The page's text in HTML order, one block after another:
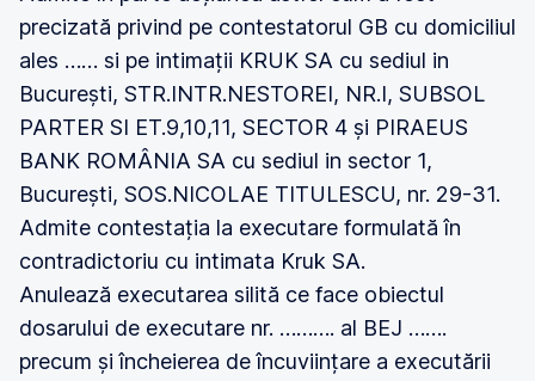
precizată privind pe contestatorul GB cu domiciliul
ales …… si pe intimații KRUK SA cu sediul in
București, STR.INTR.NESTOREI, NR.I, SUBSOL
PARTER SI ET.9,10,11, SECTOR 4 și PIRAEUS
BANK ROMÂNIA SA cu sediul in sector 1,
București, SOS.NICOLAE TITULESCU, nr. 29-31.
Admite contestația la executare formulată în
contradictoriu cu intimata Kruk SA.
Anulează executarea silită ce face obiectul
dosarului de executare nr. ………. al BEJ …….
precum și încheierea de încuviințare a executării